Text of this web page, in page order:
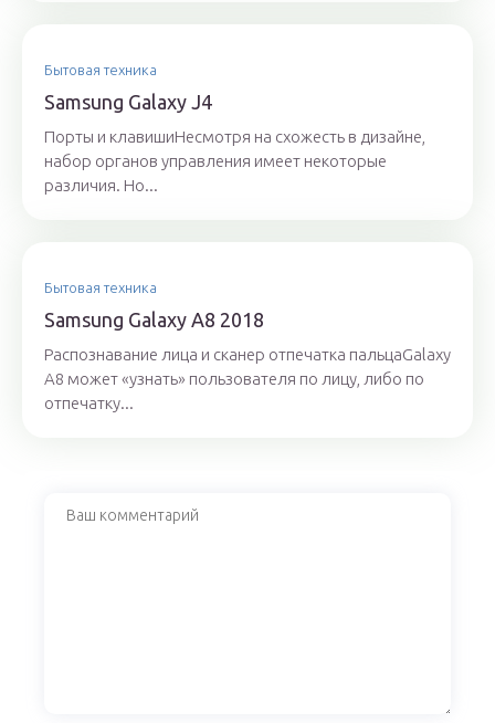
Бытовая техника
Samsung Galaxy J4
Порты и клавишиНесмотря на схожесть в дизайне,
набор органов управления имеет некоторые
различия. Но...
Бытовая техника
Samsung Galaxy A8 2018
Распознавание лица и сканер отпечатка пальцаGalaxy
A8 может «узнать» пользователя по лицу, либо по
отпечатку...